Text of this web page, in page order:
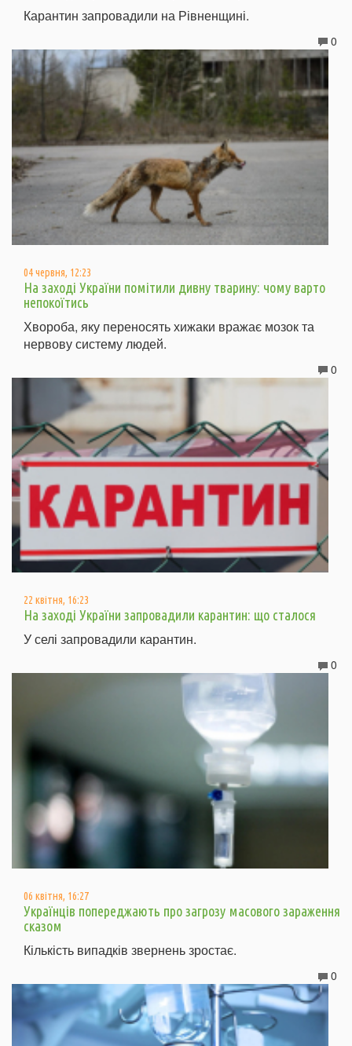
Карантин запровадили на Рівненщині.
0
04 червня, 12:23
На заході України помітили дивну тварину: чому варто
непокоїтись
Хвороба, яку переносять хижаки вражає мозок та
нервову систему людей.
0
22 квітня, 16:23
На заході України запровадили карантин: що сталося
У селі запровадили карантин.
0
06 квітня, 16:27
Українців попереджають про загрозу масового зараження
сказом
Кількість випадків звернень зростає.
0